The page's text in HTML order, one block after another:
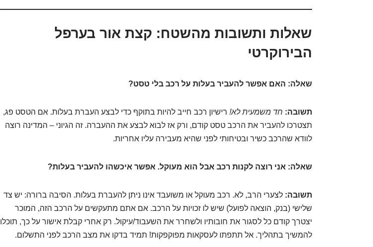
שאלות ותשובות מהשטח: קצת אור בערפל
הבירוקרטי
שאלה: האם אפשר להעביר בעלות על רכב בלי טסט?
תשובה: חד משמעית לא! רישיון רכב חייב להיות בתוקף כדי לבצע העברת בעלות. אם הטסט פג,
תצטרכו להעביר את הרכב טסט קודם, ורק אז לבוא לבצע את ההעברה. זה הגיוני – המדינה רוצה
לוודא שהרכב כשיר ובטיחותי לפני שהיא מעבירה עליו אחריות.
שאלה: אני רוצה לקנות רכב אבל הוא מעוקל. אפשר איכשהו להעביר בעלות?
תשובה: לצערי הרב, לא. רכב מעוקל או משועבד אינו ניתן להעברת בעלות. הסיבה ברורה: יש צד
שלישי (בנק, הוצאה לפועל) שיש לו זכויות על הרכב. אם אתם מתעקשים על הרכב הזה, המוכר
יצטרך קודם כל לסגור את חובותיו ולשחרר את השעבוד/עיקול. רק אחרי קבלת אישור על כך, תוכלו
להמשיך בתהליך. אל תתפתו לעסקאות מפוקפקות! תמיד בדקו את מצב הרכב לפני התשלום.